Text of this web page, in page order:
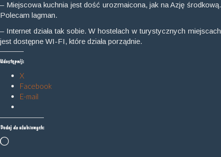
– Miejscowa kuchnia jest dość urozmaicona, jak na Azję środkową.
Polecam lagman.
– Internet działa tak sobie. W hostelach w turystycznych miejscach
jest dostępne WI-FI, które działa porządnie.
Udostępnij:
X
Facebook
E-mail
Dodaj do ulubionych:
Wczytywanie…